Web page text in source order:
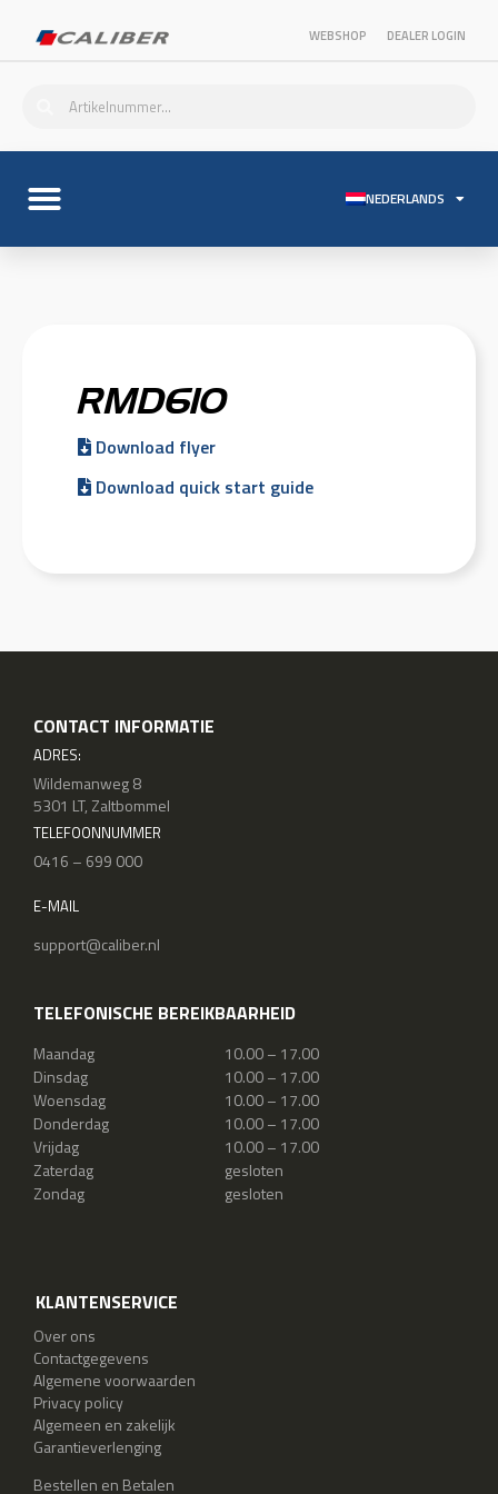
WEBSHOP DEALER LOGIN
NEDERLANDS
RMD610
Download flyer
Download quick start guide
CONTACT INFORMATIE
ADRES:
Wildemanweg 8
5301 LT, Zaltbommel
TELEFOONNUMMER
0416 – 699 000
E-MAIL
support@caliber.nl
TELEFONISCHE BEREIKBAARHEID
Maandag
10.00 – 17.00
Dinsdag
10.00 – 17.00
Woensdag
10.00 – 17.00
Donderdag
10.00 – 17.00
Vrijdag
10.00 – 17.00
Zaterdag
gesloten
Zondag
gesloten
KLANTENSERVICE
Over ons
Contactgegevens
Algemene voorwaarden
Privacy policy
Algemeen en zakelijk
Garantieverlenging
Bestellen en Betalen